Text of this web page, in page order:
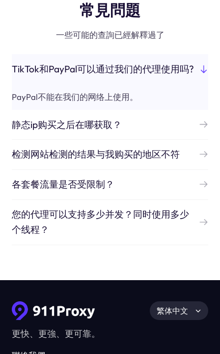
常見問題
一些可能的查詢已經解釋過了
TikTok和PayPal可以通过我们的代理使用吗?
PayPal不能在我们的网络上使用。
静态ip购买之后在哪获取？
检测网站检测的结果与我购买的地区不符
各套餐流量是否受限制？
您的代理可以支持多少并发？同时使用多少
个线程？
更快、更強、更可靠。
繁体中文